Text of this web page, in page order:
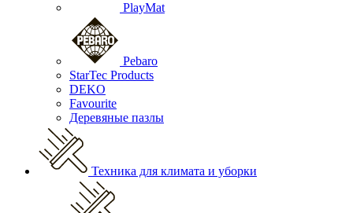
PlayMat
Pebaro
StarTec Products
DEKO
Favourite
Деревяные пазлы
Техника для климата и уборки